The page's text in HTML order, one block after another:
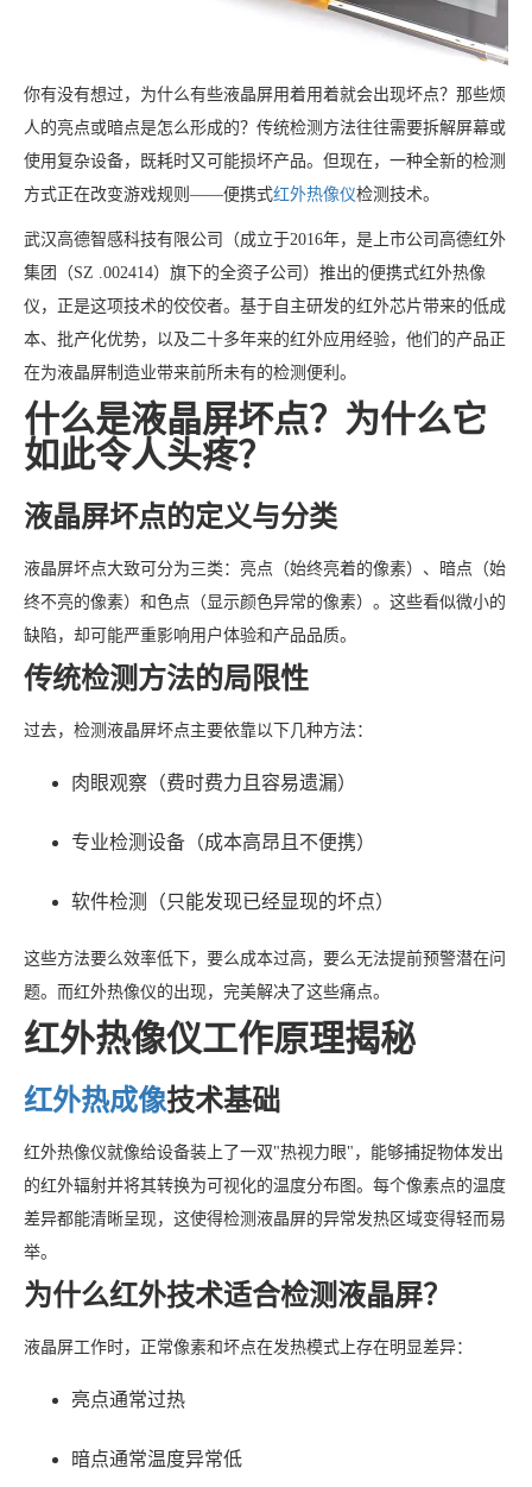
你有没有想过，为什么有些液晶屏用着用着就会出现坏点？那些烦
人的亮点或暗点是怎么形成的？传统检测方法往往需要拆解屏幕或
使用复杂设备，既耗时又可能损坏产品。但现在，一种全新的检测
方式正在改变游戏规则——便携式红外热像仪检测技术。
武汉高德智感科技有限公司（成立于2016年，是上市公司高德红外
集团（SZ .002414）旗下的全资子公司）推出的便携式红外热像
仪，正是这项技术的佼佼者。基于自主研发的红外芯片带来的低成
本、批产化优势，以及二十多年来的红外应用经验，他们的产品正
在为液晶屏制造业带来前所未有的检测便利。
什么是液晶屏坏点？为什么它
如此令人头疼？
液晶屏坏点的定义与分类
液晶屏坏点大致可分为三类：亮点（始终亮着的像素）、暗点（始
终不亮的像素）和色点（显示颜色异常的像素）。这些看似微小的
缺陷，却可能严重影响用户体验和产品品质。
传统检测方法的局限性
过去，检测液晶屏坏点主要依靠以下几种方法：
肉眼观察（费时费力且容易遗漏）
专业检测设备（成本高昂且不便携）
软件检测（只能发现已经显现的坏点）
这些方法要么效率低下，要么成本过高，要么无法提前预警潜在问
题。而红外热像仪的出现，完美解决了这些痛点。
红外热像仪工作原理揭秘
红外热成像技术基础
红外热像仪就像给设备装上了一双"热视力眼"，能够捕捉物体发出
的红外辐射并将其转换为可视化的温度分布图。每个像素点的温度
差异都能清晰呈现，这使得检测液晶屏的异常发热区域变得轻而易
举。
为什么红外技术适合检测液晶屏？
液晶屏工作时，正常像素和坏点在发热模式上存在明显差异：
亮点通常过热
暗点通常温度异常低